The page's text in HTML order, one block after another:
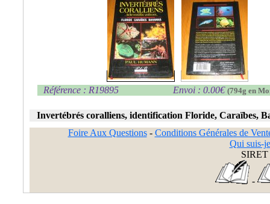
Référence : R19895 Envoi : 0.00€ (794g en
Invertébrés coralliens, identification Floride, Caraïbes,
Foire Aux Questions- Conditions Générales de
Qui suis-
SIRET
-